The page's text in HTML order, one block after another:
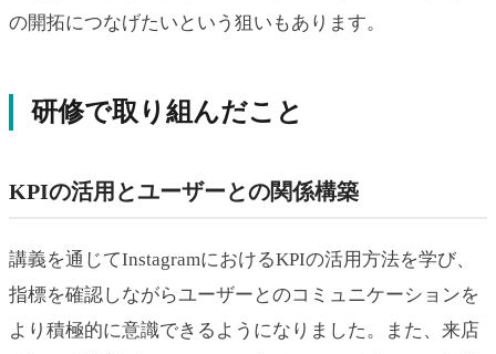
の開拓につなげたいという狙いもあります。
研修で取り組んだこと
KPIの活用とユーザーとの関係構築
講義を通じてInstagramにおけるKPIの活用方法を学び、
指標を確認しながらユーザーとのコミュニケーションを
より積極的に意識できるようになりました。また、来店